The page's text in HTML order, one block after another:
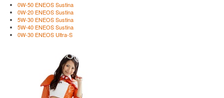
0W-50 ENEOS Sustina
0W-20 ENEOS Sustina
5W-30 ENEOS Sustina
5W-40 ENEOS Sustina
0W-30 ENEOS Ultra-S